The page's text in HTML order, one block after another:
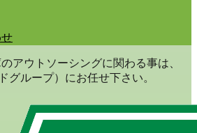
アウトソーシングに関わる事は、
グループ）にお任せ下さい。